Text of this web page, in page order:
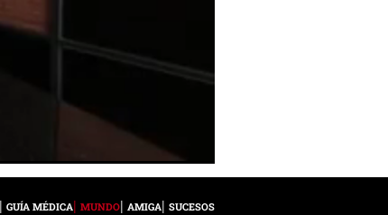
GUÍA MÉDICA MUNDO AMIGA SUCESOS